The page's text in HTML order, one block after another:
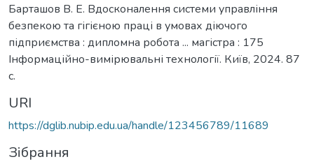
Барташов В. Е. Вдосконалення системи управління
безпекою та гігієною праці в умовах діючого
підприємства : дипломна робота ... магістра : 175
Інформаційно-вимірювальні технології. Київ, 2024. 87
с.
URI
https://dglib.nubip.edu.ua/handle/123456789/11689
Зібрання